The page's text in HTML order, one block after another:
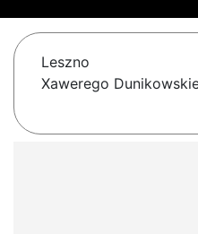
Leszno
Xawerego